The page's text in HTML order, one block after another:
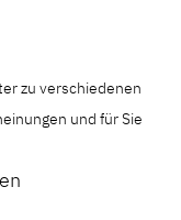
zu verschiedenen
und für Sie